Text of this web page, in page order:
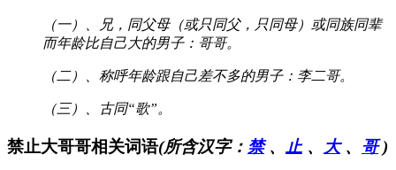
（一）、兄，同父母（或只同父，只同母）或同族同辈
而年龄比自己大的男子：哥哥。
（二）、称呼年龄跟自己差不多的男子：李二哥。
（三）、古同“歌”。
禁止大哥哥相关词语(所含汉字： 禁、 止、 大、 哥)